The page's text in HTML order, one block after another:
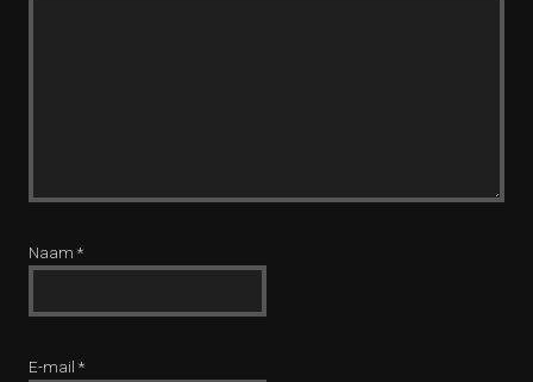
Naam *
E-mail *